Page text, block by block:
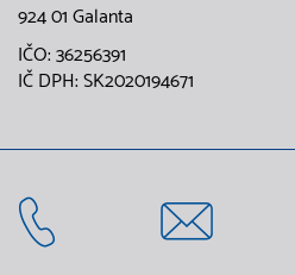
924 01 Galanta
IČO: 36256391
IČ DPH: SK2020194671